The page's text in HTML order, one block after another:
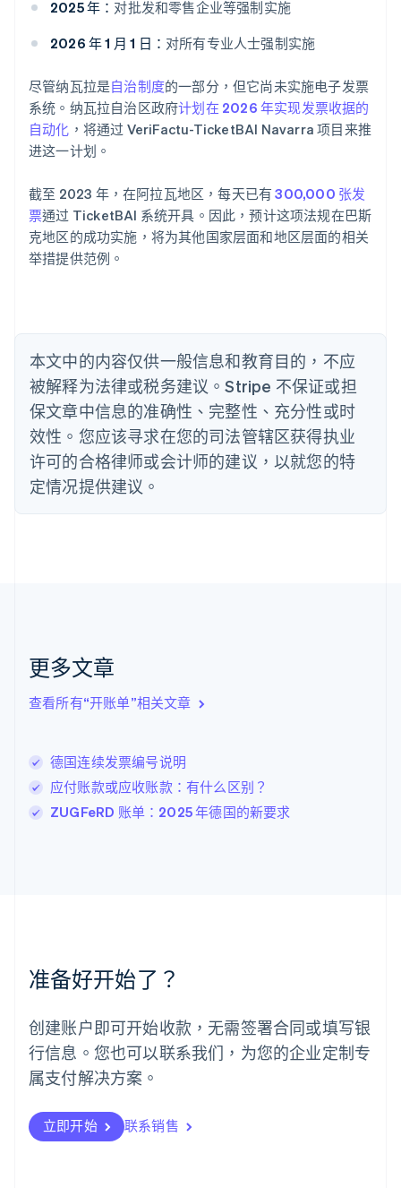
2025 年： 对批发和零售企业等强制实施
2026 年 1 月 1 日： 对所有专业人士强制实施
尽管纳瓦拉是自治制度的一部分，但它尚未实施电子发票
系统。纳瓦拉自治区政府计划在 2026 年实现发票收据的
自动化 ，将通过 VeriFactu-TicketBAI Navarra 项目来推
进这一计划。
截至 2023 年，在阿拉瓦地区，每天已有300,000 张发
票通过 TicketBAI 系统开具。因此，预计这项法规在巴斯
克地区的成功实施，将为其他国家层面和地区层面的相关
举措提供范例。
本文中的内容仅供一般信息和教育目的，不应
被解释为法律或税务建议。Stripe 不保证或担
保文章中信息的准确性、完整性、充分性或时
效性。您应该寻求在您的司法管辖区获得执业
许可的合格律师或会计师的建议，以就您的特
定情况提供建议。
更多文章
查看所有“开账单”相关文章
德国连续发票编号说明
应付账款或应收账款：有什么区别？
ZUGFeRD 账单：2025 年德国的新要求
准备好开始了？
创建账户即可开始收款，无需签署合同或填写银
行信息。您也可以联系我们，为您的企业定制专
属支付解决方案。
立即开始 联系销售
阿联酋
爱尔兰
爱沙尼亚
English
奥地利
DeutschEnglish
澳大利亚
巴西
Português English
保加利亚
English
比利时
丹麦
English
德国
DeutschEnglish
法国
芬兰
English Svenska
荷兰
立陶宛
列支敦士登
FrançaisDeutschEnglish
罗马尼亚
English
马尔他
English
葡萄牙
日本
日本語English
瑞典
SvenskaEnglish
Deutsch FrançaisItaliano English
塞浦路斯